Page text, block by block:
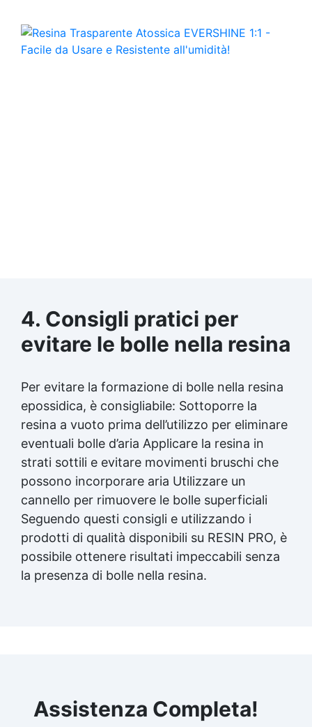
4. Consigli pratici per
evitare le bolle nella resina
Per evitare la formazione di bolle nella resina
epossidica, è consigliabile: Sottoporre la
resina a vuoto prima dell’utilizzo per eliminare
eventuali bolle d’aria Applicare la resina in
strati sottili e evitare movimenti bruschi che
possono incorporare aria Utilizzare un
cannello per rimuovere le bolle superficiali
Seguendo questi consigli e utilizzando i
prodotti di qualità disponibili su RESIN PRO, è
possibile ottenere risultati impeccabili senza
la presenza di bolle nella resina.
Assistenza Completa!